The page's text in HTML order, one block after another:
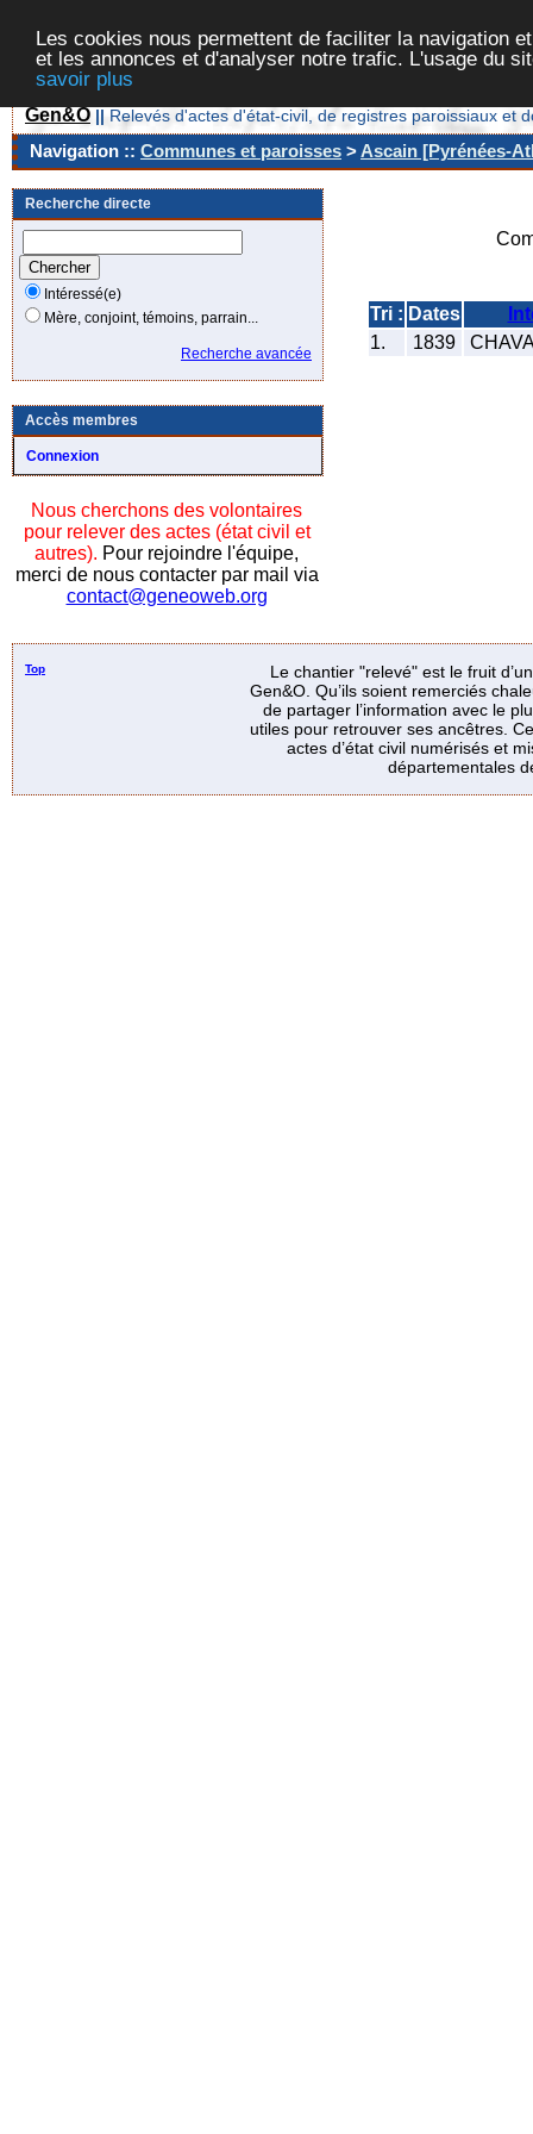
Les cookies nous permettent de faciliter la navigation
et les annonces et d'analyser notre trafic. L'usage du
savoir plus
Gen&O || Relevés d'actes d'état-civil, de registres paroissiaux et
Navigation :: Communes et paroisses >Ascain [Pyrénées-
Recherche directe
Intéressé(e)
Mère, conjoint, témoins, parrain...
Recherche avancée
Accès membres
Connexion
Nous cherchons des volontaires
pour relever des actes (état civil et
autres). Pour rejoindre l'équipe,
merci de nous contacter par mail via
contact@geneoweb.org
Tri : Dates
1.
1839
Top
Le chantier "relevé" est le fruit
Gen&O. Qu’ils soient remerciés
de partager l’information avec le
utiles pour retrouver ses ancêtres.
actes d’état civil numérisés et
départementales